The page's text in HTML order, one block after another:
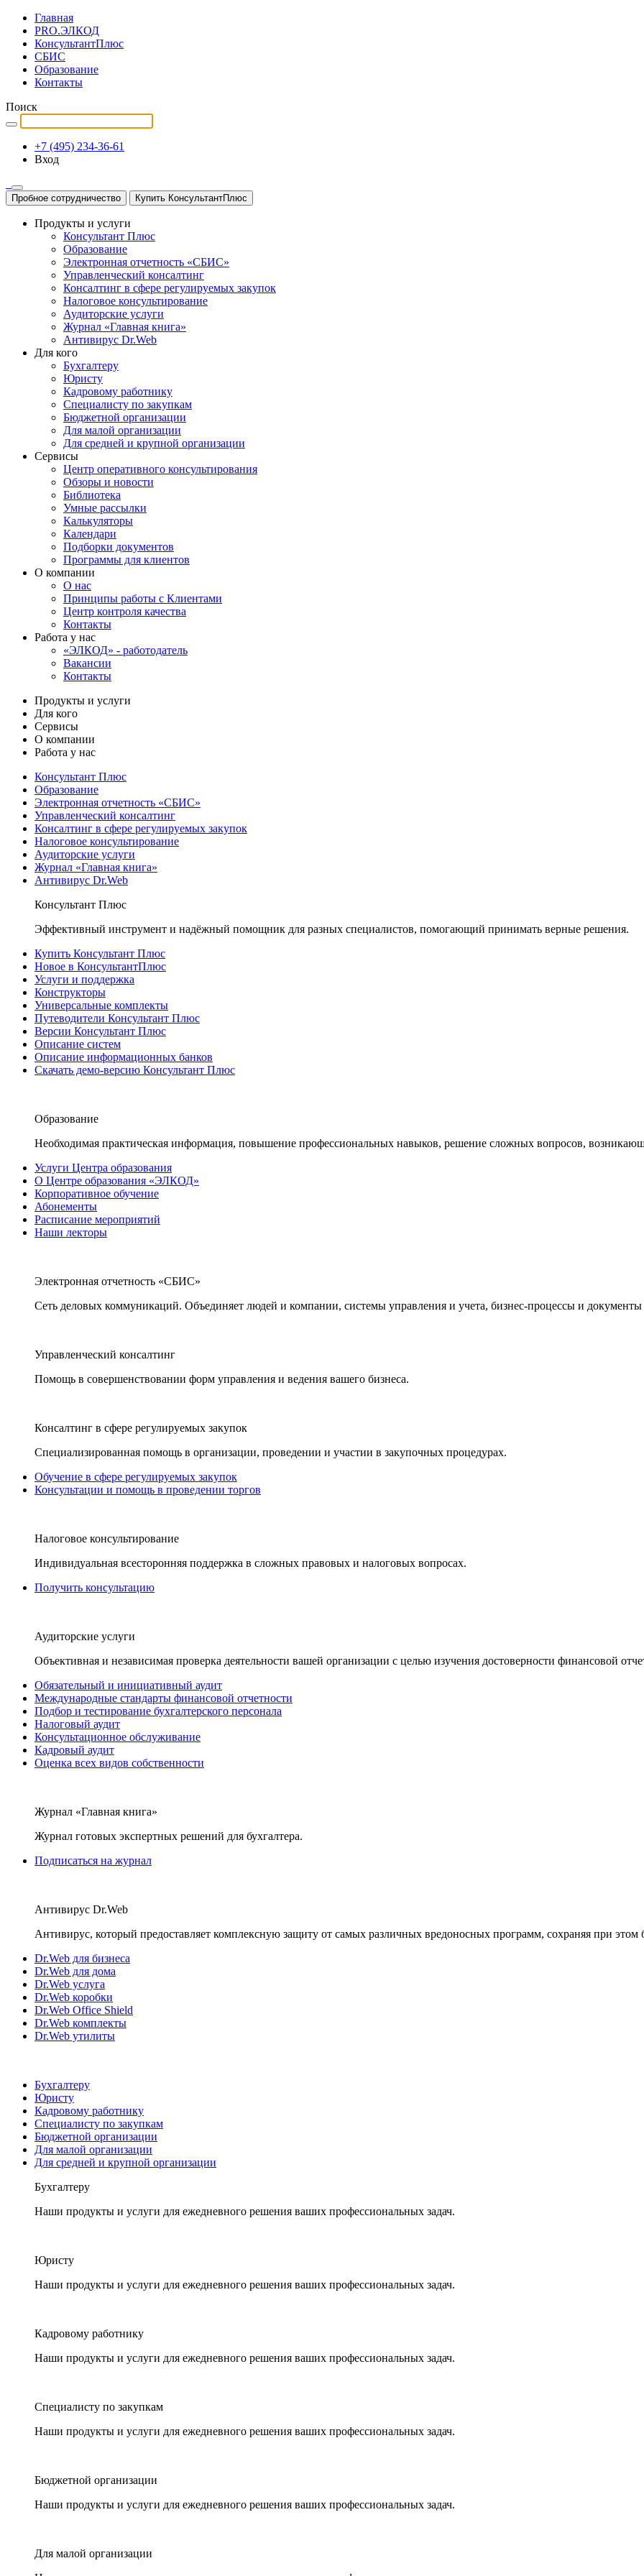
Главная
PRO.ЭЛКОД
КонсультантПлюс
СБИС
Образование
Контакты
Поиск
+7 (495) 234-36-61
Вход
Пробное сотрудничество Купить КонсультантПлюс
Продукты и услуги
Консультант Плюс
Образование
Электронная отчетность «СБИС»
Управленческий консалтинг
Консалтинг в сфере регулируемых закупок
Налоговое консультирование
Аудиторские услуги
Журнал «Главная книга»
Антивирус Dr.Web
Для кого
Бухгалтеру
Юристу
Кадровому работнику
Специалисту по закупкам
Бюджетной организации
Для малой организации
Для средней и крупной организации
Сервисы
Центр оперативного консультирования
Обзоры и новости
Библиотека
Умные рассылки
Калькуляторы
Календари
Подборки документов
Программы для клиентов
О компании
О нас
Принципы работы с Клиентами
Центр контроля качества
Контакты
Работа у нас
«ЭЛКОД» - работодатель
Вакансии
Контакты
Продукты и услуги
Для кого
Сервисы
О компании
Работа у нас
Консультант Плюс
Образование
Электронная отчетность «СБИС»
Управленческий консалтинг
Консалтинг в сфере регулируемых закупок
Налоговое консультирование
Аудиторские услуги
Журнал «Главная книга»
Антивирус Dr.Web
Консультант Плюс
Эффективный инструмент и надёжный помощник для разных специалистов, помогающий принимать верные решения.
Купить Консультант Плюс
Новое в КонсультантПлюс
Услуги и поддержка
Конструкторы
Универсальные комплекты
Путеводители Консультант Плюс
Версии Консультант Плюс
Описание систем
Описание информационных банков
Скачать демо-версию Консультант Плюс
Образование
Необходимая практическая информация, повышение профессиональных навыков, решение сложных вопросов,
Услуги Центра образования
О Центре образования «ЭЛКОД»
Корпоративное обучение
Абонементы
Расписание мероприятий
Наши лекторы
Электронная отчетность «СБИС»
Сеть деловых коммуникаций. Объединяет людей и компании, системы управления и учета, бизнес-процессы и документы
Управленческий консалтинг
Помощь в совершенствовании форм управления и ведения вашего бизнеса.
Консалтинг в сфере регулируемых закупок
Специализированная помощь в организации, проведении и участии в закупочных процедурах.
Обучение в сфере регулируемых закупок
Консультации и помощь в проведении торгов
Налоговое консультирование
Индивидуальная всесторонняя поддержка в сложных правовых и налоговых вопросах.
Получить консультацию
Аудиторские услуги
Объективная и независимая проверка деятельности вашей организации с целью изучения достоверности финансовой
Обязательный и инициативный аудит
Международные стандарты финансовой отчетности
Подбор и тестирование бухгалтерского персонала
Налоговый аудит
Консультационное обслуживание
Кадровый аудит
Оценка всех видов собственности
Журнал «Главная книга»
Журнал готовых экспертных решений для бухгалтера.
Подписаться на журнал
Антивирус Dr.Web
Антивирус, который предоставляет комплексную защиту от самых различных вредоносных программ, сохраняя при этом
Dr.Web для бизнеса
Dr.Web для дома
Dr.Web услуга
Dr.Web коробки
Dr.Web Office Shield
Dr.Web комплекты
Dr.Web утилиты
Бухгалтеру
Юристу
Кадровому работнику
Специалисту по закупкам
Бюджетной организации
Для малой организации
Для средней и крупной организации
Бухгалтеру
Наши продукты и услуги для ежедневного решения ваших профессиональных задач.
Юристу
Наши продукты и услуги для ежедневного решения ваших профессиональных задач.
Кадровому работнику
Наши продукты и услуги для ежедневного решения ваших профессиональных задач.
Специалисту по закупкам
Наши продукты и услуги для ежедневного решения ваших профессиональных задач.
Бюджетной организации
Наши продукты и услуги для ежедневного решения ваших профессиональных задач.
Для малой организации